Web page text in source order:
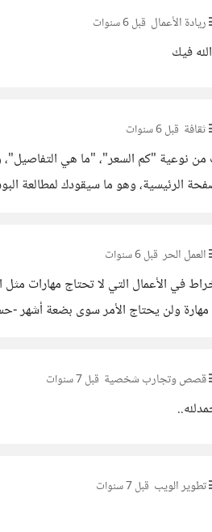
ريادة الأعمال قبل 6 سنوات
فيك
ثقافة قبل 6 سنوات
من نوعية "كم السعر"، "ما هي
العمل الحر قبل 6 سنوات
في الأعمال التي لا تحتاج مهارات
مهارة ولن يحتاج الأمر سوى بضعة أشهر -
قصص وتجارب شخصية قبل 7 سنوات
تطوير الويب قبل 7 سنوات